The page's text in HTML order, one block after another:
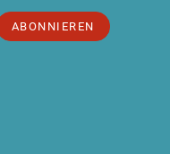
ABONNIEREN